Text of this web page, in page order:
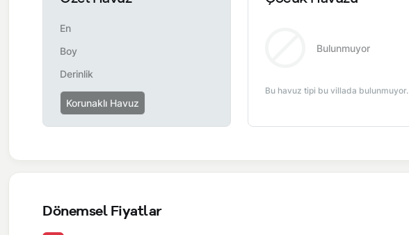
En
Boy
Derinlik
Korunaklı Havuz
Bulunmuyor
Bu havuz tipi bu villada bulunmuyor.
Dönemsel Fiyatlar